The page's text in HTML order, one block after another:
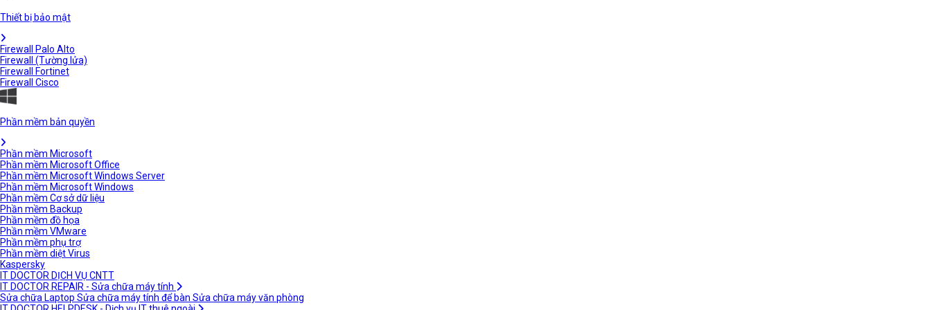
Thiết bị bảo mật
Firewall Palo Alto
Firewall (Tường lửa)
Firewall Fortinet
Firewall Cisco
Phần mềm bản quyền
Phần mềm Microsoft
Phần mềm Microsoft Office
Phần mềm Microsoft Windows Server
Phần mềm Microsoft Windows
Phần mềm Cơ sở dữ liệu
Phần mềm Backup
Phần mềm đồ họa
Phần mềm VMware
Phần mềm phụ trợ
Phần mềm diệt Virus
Kaspersky
IT DOCTOR DỊCH VỤ CNTT
IT DOCTOR REPAIR - Sửa chữa máy tính
Sửa chữa Laptop Sửa chữa máy tính để bàn Sửa chữa máy văn phòng